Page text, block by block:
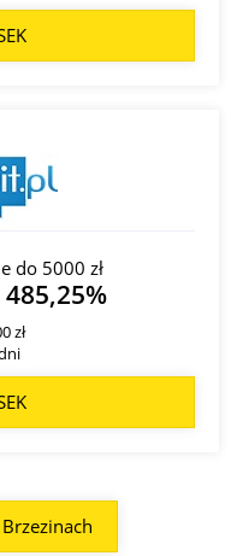
do 5000 zł
485,25%
zł